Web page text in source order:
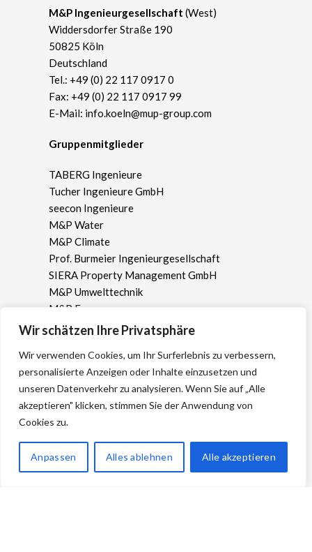
Wir schätzen Ihre Privatsphäre
Wir verwenden Cookies, um Ihr Surferlebnis zu verbessern,
personalisierte Anzeigen oder Inhalte einzusetzen und
unseren Datenverkehr zu analysieren. Wenn Sie auf „Alle
akzeptieren" klicken, stimmen Sie der Anwendung von
Cookies zu.
Anpassen Alles ablehnen Alle akzeptieren
Geschäftsbereiche
Umwelt- und Geotechnik
Gebäude
Erneuerbare Energien
Wasserwirtschaft
Gruppenmitglieder
TABERG Ingenieure
Tucher Ingenieure GmbH
seecon Ingenieure
M&P Water
M&P Climate
Prof. Burmeier Ingenieurgesellschaft
SIERA Property Management GmbH
M&P Umwelttechnik
M&P Energy
ICP Ingenieurgesellschaft Prof. Czurda und
ICP Ingenieure GmbH
​M&P Ingenieurgesellschaft (West)
Widdersdorfer Straße 190
50825 Köln
Deutschland
Tel.: +49 (0) 22 117 0917 0
Fax: +49 (0) 22 117 0917 99
E-Mail: info.koeln@mup-group.com